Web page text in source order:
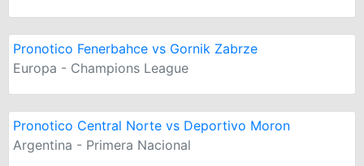
Pronotico Fenerbahce vs Gornik Zabrze
Europa - Champions League
Pronotico Central Norte vs Deportivo Moron
Argentina - Primera Nacional